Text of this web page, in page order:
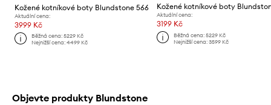
Kožené kotníkové boty Blundstone 566
Aktuální cena:
3999 Kč
Běžná cena:5229 Kč
Nejnižší cena:4499 Kč
Aktuální cena:
3199 Kč
Běžná cena: 5229 Kč
Nejnižší cena: 3599 Kč
Objevte produkty Blundstone